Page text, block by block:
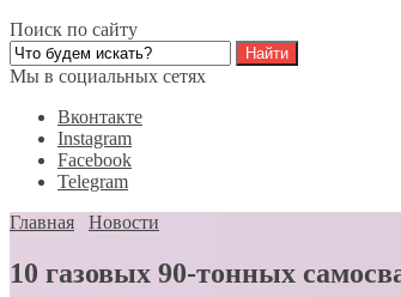
Поиск по сайту
Мы в социальных сетях
Вконтакте
Instagram
Facebook
Telegram
Главная
Новости
10 газовых 90-тонных